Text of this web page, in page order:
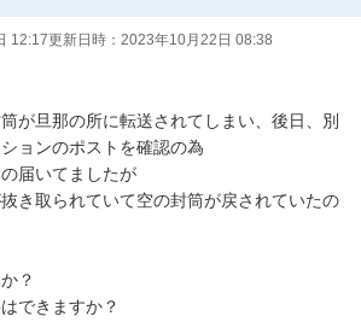
12:17更新日時： 2023年10月22日 08:38
が旦那の所に転送されてしまい、後日、別
ョンのポストを確認の為
届いてましたが
き取られていて空の封筒が戻されていたの
？
できますか？